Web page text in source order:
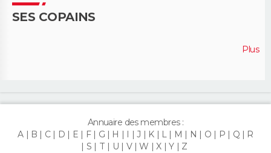
SES COPAINS
Plus
Annuaire des membres :
A
B C D E F G H J K L M N O P Q
R
S
T U V W X Y Z